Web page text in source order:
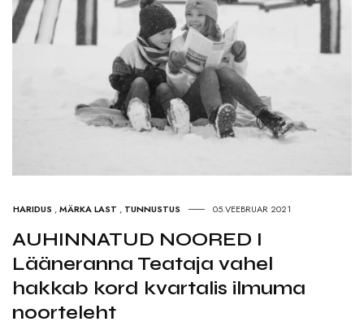
HARIDUS ,MÄRKA LAST , TUNNUSTUS 05.VEEBRUAR 2021
AUHINNATUD NOORED I
Lääneranna Teataja vahel
hakkab kord kvartalis ilmuma
noorteleht